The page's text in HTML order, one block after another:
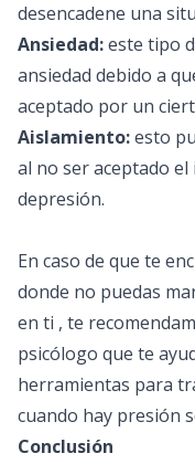
desencadene una
Ansiedad:este tipo
ansiedad debido a
aceptado por un
Aislamiento:esto
al no ser aceptado
depresión.
En caso de que te
donde no puedas
en ti , te
psicólogo que te
herramientas para
cuando hay presión
Conclusión